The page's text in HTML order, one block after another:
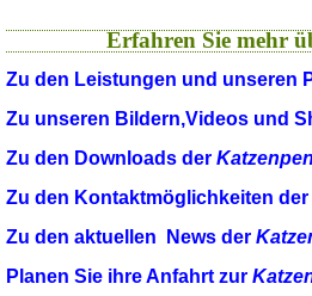
Erfahren Sie mehr
Zu den Leistungen und unseren
Zu unseren Bildern,Videos und
Zu den Downloads der
Zu den Kontaktmöglichkeiten der
Zu den aktuellen News der
Planen Sie ihre Anfahrt zur